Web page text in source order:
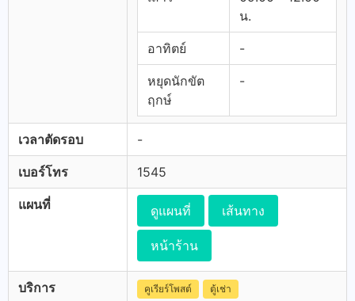
น.
อาทิตย์ -
หยุดนักขัต
ฤกษ์
-
เวลาตัดรอบ -
เบอร์โทร 1545
แผนที่ ดูแผนที่ เส้นทาง
หน้าร้าน
บริการ คูเรียร์โพสต์ ตู้เช่า